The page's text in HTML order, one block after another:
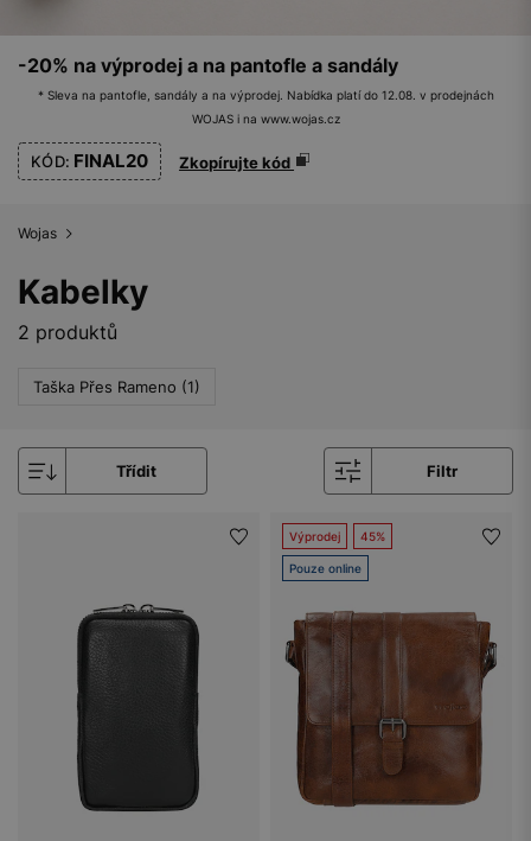
-20% na výprodej a na pantofle a sandály
* Sleva na pantofle, sandály a na výprodej. Nabídka platí do 12.08. v prodejnách
WOJAS i na www.wojas.cz
KÓD: FINAL20 Zkopírujte kód
Wojas
Kabelky
2 produktů
Taška Přes Rameno (1)
Třídit Filtr
Výprodej 45%
Pouze online